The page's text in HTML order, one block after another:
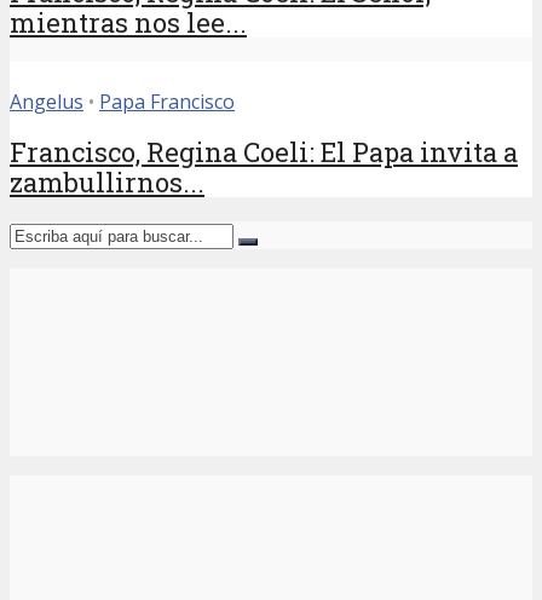
mientras nos lee...
Angelus • Papa Francisco
Francisco, Regina Coeli: El Papa invita a
zambullirnos...